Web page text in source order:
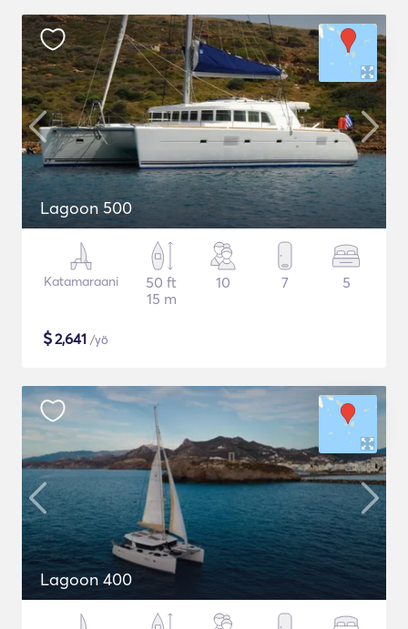
Lagoon 500
Katamaraani
50 ft
15 m
10 7 5
$2,641 /yö
Lagoon 400